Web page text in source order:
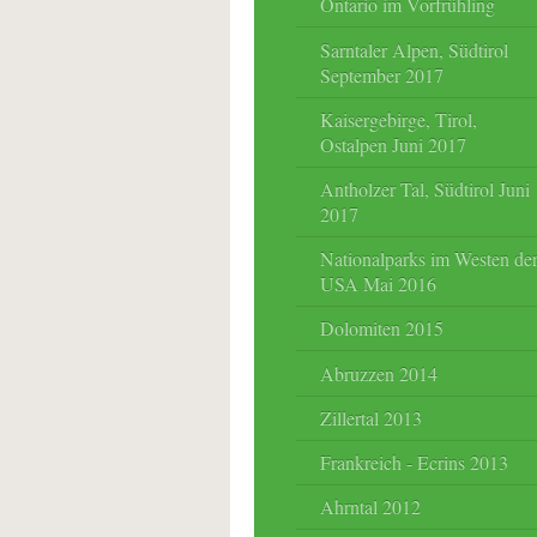
Sarntaler Alpen, Südtirol
September 2017
Kaisergebirge, Tirol,
Ostalpen Juni 2017
Antholzer Tal, Südtirol Juni
2017
Nationalparks im Westen
USA Mai 2016
Dolomiten 2015
Abruzzen 2014
Zillertal 2013
Frankreich - Ecrins 2013
Ahrntal 2012